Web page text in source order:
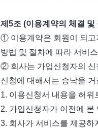
제5조 (이용계약의 체결 및
① 이용계약은 회원이 되고
방법 및 절차에 따라 서비
② 회사는 가입신청자의 신
신청에 대해서는 승낙을
1. 이용신청서 내용을 허
2. 가입신청자가 이전에
3. 회사가 서비스를 제공